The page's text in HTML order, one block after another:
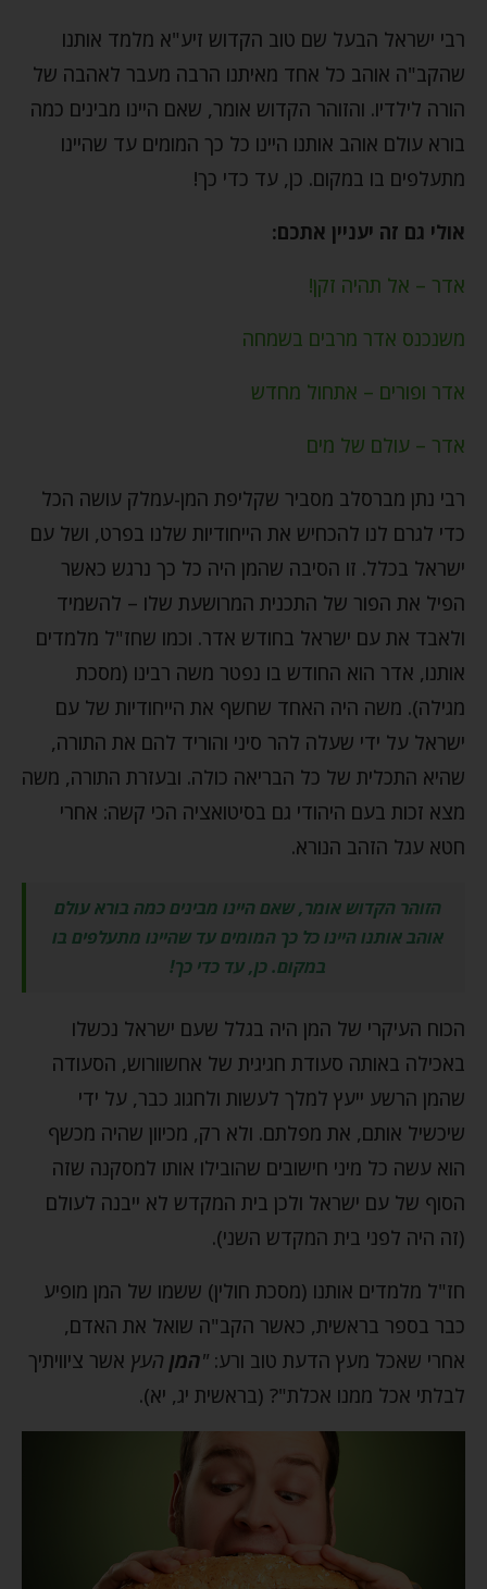
רבי ישראל הבעל שם טוב הקדוש זיע"א מלמד אותנו
שהקב"ה אוהב כל אחד מאיתנו הרבה מעבר לאהבה של
הורה לילדיו. והזוהר הקדוש אומר, שאם היינו מבינים כמה
בורא עולם אוהב אותנו היינו כל כך המומים עד שהיינו
מתעלפים בו במקום. כן, עד כדי כך!
אולי גם זה יעניין אתכם:
אדר – אל תהיה זקן!
משנכנס אדר מרבים בשמחה
אדר ופורים – אתחול מחדש
אדר – עולם של מים
רבי נתן מברסלב מסביר שקליפת המן-עמלק עושה הכל
כדי לגרם לנו להכחיש את הייחודיות שלנו בפרט, ושל עם
ישראל בכלל. זו הסיבה שהמן היה כל כך נרגש כאשר
הפיל את הפור של התכנית המרושעת שלו – להשמיד
ולאבד את עם ישראל בחודש אדר. וכמו שחז"ל מלמדים
אותנו, אדר הוא החודש בו נפטר משה רבינו (מסכת
מגילה). משה היה האחד שחשף את הייחודיות של עם
ישראל על ידי שעלה להר סיני והוריד להם את התורה,
שהיא התכלית של כל הבריאה כולה. ובעזרת התורה, משה
מצא זכות בעם היהודי גם בסיטואציה הכי קשה: אחרי
חטא עגל הזהב הנורא.
הזוהר הקדוש אומר, שאם היינו מבינים כמה בורא עולם
אוהב אותנו היינו כל כך המומים עד שהיינו מתעלפים בו
במקום. כן, עד כדי כך!
הכוח העיקרי של המן היה בגלל שעם ישראל נכשלו
באכילה באותה סעודת חגיגית של אחשוורוש, הסעודה
שהמן הרשע ייעץ למלך לעשות ולחגוג כבר, על ידי
שיכשיל אותם, את מפלתם. ולא רק, מכיוון שהיה מכשף
הוא עשה כל מיני חישובים שהובילו אותו למסקנה שזה
הסוף של עם ישראל ולכן בית המקדש לא ייבנה לעולם
(זה היה לפני בית המקדש השני).
חז"ל מלמדים אותנו (מסכת חולין) ששמו של המן מופיע
כבר בספר בראשית, כאשר הקב"ה שואל את האדם,
אחרי שאכל מעץ הדעת טוב ורע: "המן העץ אשר ציוויתיך
לבלתי אכל ממנו אכלת"? (בראשית יג, יא).